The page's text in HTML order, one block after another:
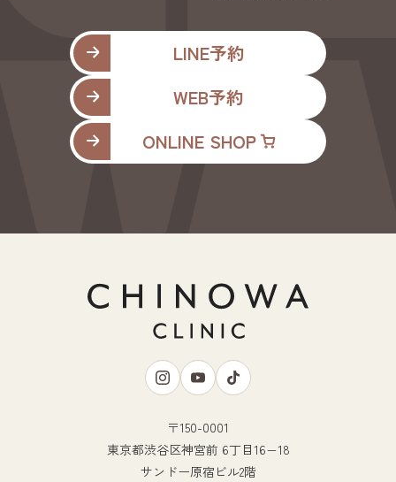
LINE予約
WEB予約
ONLINE SHOP
〒150-0001
東京都渋谷区神宮前 6丁目16−18
サンドー原宿ビル2階